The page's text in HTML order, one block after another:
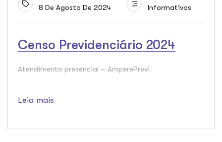
8 De Agosto De 2024 Informativos
Censo Previdenciário 2024
Atendimento presencial – AmperePrevi
Leia mais